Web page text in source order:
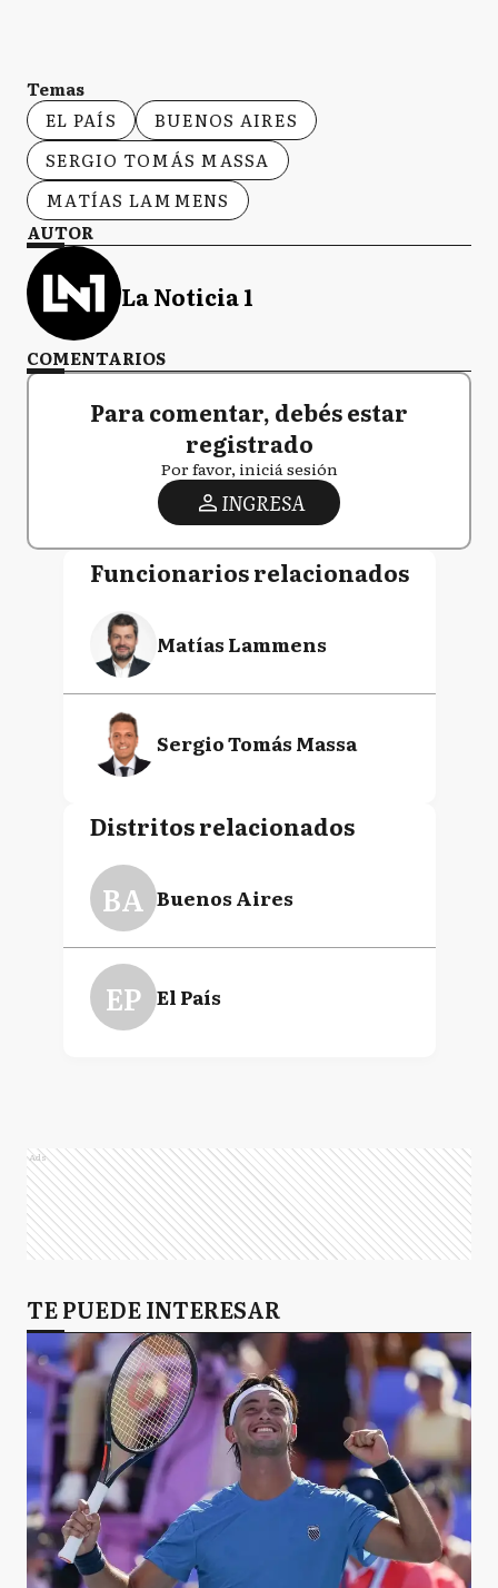
Temas
EL PAÍS
BUENOS AIRES
SERGIO TOMÁS MASSA
MATÍAS LAMMENS
AUTOR
La Noticia 1
COMENTARIOS
Para comentar, debés estar
registrado
Por favor, iniciá sesión
INGRESA
Funcionarios relacionados
Matías Lammens
Sergio Tomás Massa
Distritos relacionados
BA Buenos Aires
EP El País
Ads
TE PUEDE INTERESAR